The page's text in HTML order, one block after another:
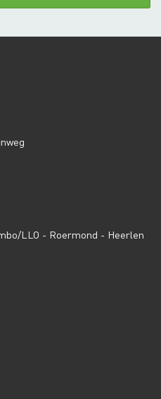
LLO - Roermond - Heerlen